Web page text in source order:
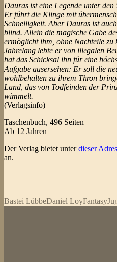
Dauras ist eine Legende unter den
Er führt die Klinge mit
Schnelligkeit. Aber Dauras ist
blind. Allein die magische Gabe
ermöglicht ihm, ohne Nachteile zu
Jahrelang lebte er von illegalen
hat das Schicksal ihn für eine
Aufgabe ausersehen: Er soll die
wohlbehalten zu ihrem Thron
Land, das von Todfeinden der
wimmelt.
(Verlagsinfo)
Taschenbuch, 496 Seiten
Ab 12 Jahren
Der Verlag bietet unterdieser
an.
Bastei LübbeDaniel LoyFantasy